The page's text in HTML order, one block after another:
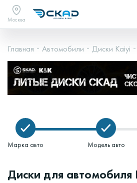
Москва
Главная Автомобили Диски Kaiyi
Марка авто Модель авто
Диски для автомобиля